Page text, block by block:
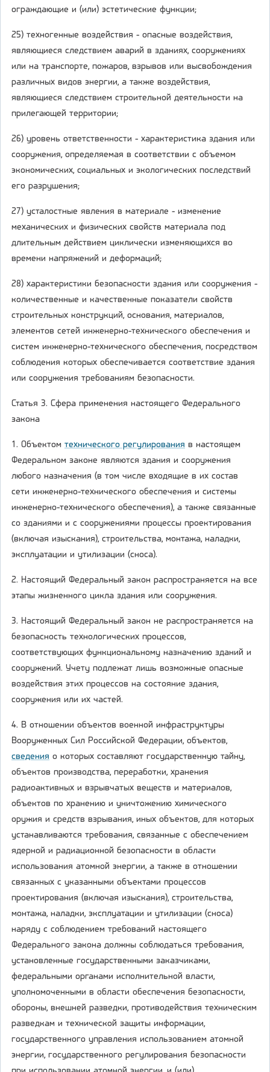
ограждающие и (или) эстетические функции;
25) техногенные воздействия - опасные воздействия,
являющиеся следствием аварий в зданиях, сооружениях
или на транспорте, пожаров, взрывов или высвобождения
различных видов энергии, а также воздействия,
являющиеся следствием строительной деятельности на
прилегающей территории;
26) уровень ответственности - характеристика здания или
сооружения, определяемая в соответствии с объемом
экономических, социальных и экологических последствий
его разрушения;
27) усталостные явления в материале - изменение
механических и физических свойств материала под
длительным действием циклически изменяющихся во
времени напряжений и деформаций;
28) характеристики безопасности здания или сооружения -
количественные и качественные показатели свойств
строительных конструкций, основания, материалов,
элементов сетей инженерно-технического обеспечения и
систем инженерно-технического обеспечения, посредством
соблюдения которых обеспечивается соответствие здания
или сооружения требованиям безопасности.
Статья 3. Сфера применения настоящего Федерального
закона
1. Объектом технического регулирования в настоящем
Федеральном законе являются здания и сооружения
любого назначения (в том числе входящие в их состав
сети инженерно-технического обеспечения и системы
инженерно-технического обеспечения), а также связанные
со зданиями и с сооружениями процессы проектирования
(включая изыскания), строительства, монтажа, наладки,
эксплуатации и утилизации (сноса).
2. Настоящий Федеральный закон распространяется на все
этапы жизненного цикла здания или сооружения.
3. Настоящий Федеральный закон не распространяется на
безопасность технологических процессов,
соответствующих функциональному назначению зданий и
сооружений. Учету подлежат лишь возможные опасные
воздействия этих процессов на состояние здания,
сооружения или их частей.
4. В отношении объектов военной инфраструктуры
Вооруженных Сил Российской Федерации, объектов,
сведения о которых составляют государственную тайну,
объектов производства, переработки, хранения
радиоактивных и взрывчатых веществ и материалов,
объектов по хранению и уничтожению химического
оружия и средств взрывания, иных объектов, для которых
устанавливаются требования, связанные с обеспечением
ядерной и радиационной безопасности в области
использования атомной энергии, а также в отношении
связанных с указанными объектами процессов
проектирования (включая изыскания), строительства,
монтажа, наладки, эксплуатации и утилизации (сноса)
наряду с соблюдением требований настоящего
Федерального закона должны соблюдаться требования,
установленные государственными заказчиками,
федеральными органами исполнительной власти,
уполномоченными в области обеспечения безопасности,
обороны, внешней разведки, противодействия техническим
разведкам и технической защиты информации,
государственного управления использованием атомной
энергии, государственного регулирования безопасности